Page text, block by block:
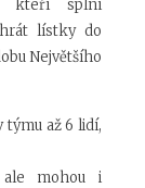
kteří splní
lístky do
Největšího
týmu až 6 lidí,
mohou i